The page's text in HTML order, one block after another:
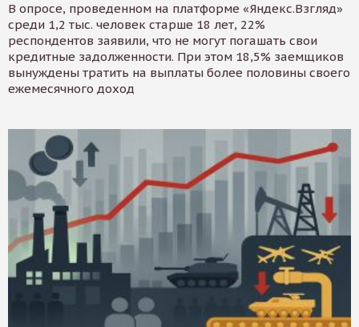
В опросе, проведенном на платформе «Яндекс.Взгляд»
среди 1,2 тыс. человек старше 18 лет, 22%
респондентов заявили, что не могут погашать свои
кредитные задолженности. При этом 18,5% заемщиков
вынуждены тратить на выплаты более половины своего
ежемесячного доход